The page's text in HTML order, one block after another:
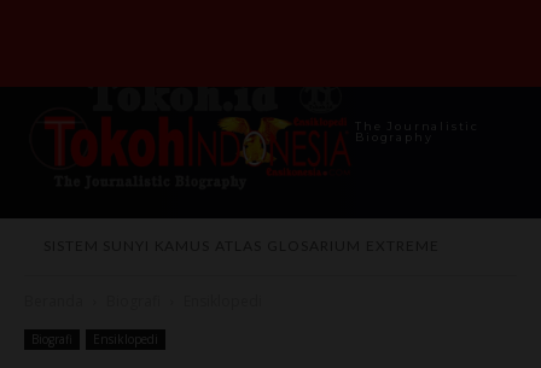
The Journalistic
Biography
Biografi Ensiklopedi